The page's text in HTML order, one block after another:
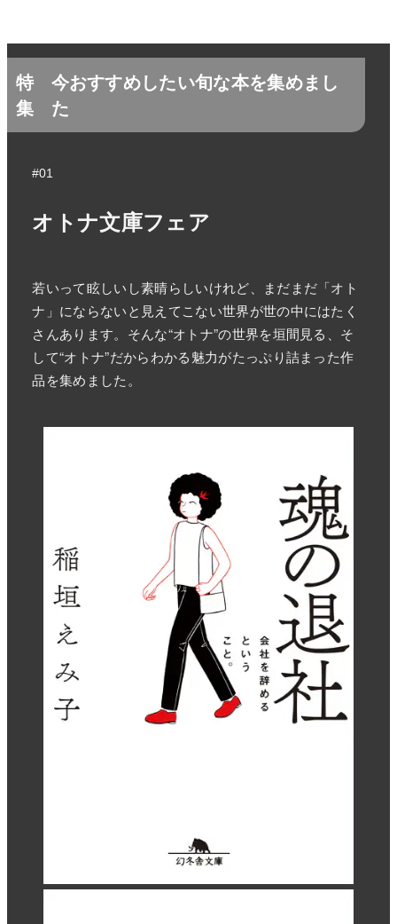
特
集
今おすすめしたい旬な本を集めまし
た
#01
オトナ文庫フェア
若いって眩しいし素晴らしいけれど、まだまだ「オト
ナ」にならないと見えてこない世界が世の中にはたく
さんあります。そんな“オトナ”の世界を垣間見る、そ
して“オトナ”だからわかる魅力がたっぷり詰まった作
品を集めました。